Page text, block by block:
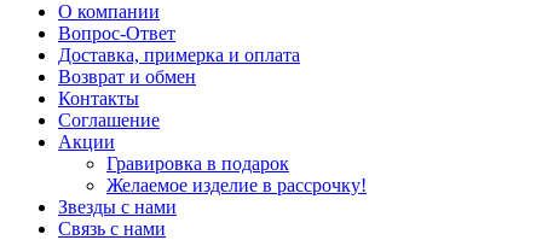
О компании
Вопрос-Ответ
Доставка, примерка и оплата
Возврат и обмен
Контакты
Соглашение
Акции
Гравировка в подарок
Желаемое изделие в рассрочку!
Звезды с нами
Связь с нами